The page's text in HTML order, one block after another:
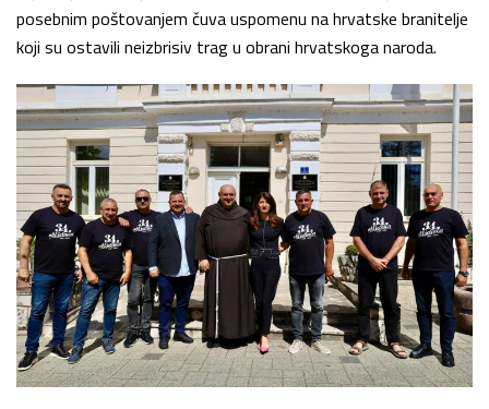
posebnim poštovanjem čuva uspomenu na hrvatske branitelje
koji su ostavili neizbrisiv trag u obrani hrvatskoga naroda.